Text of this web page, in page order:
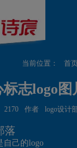
当前位置： 首
志logo图
2170 作者 logo设计
落
自己的logo